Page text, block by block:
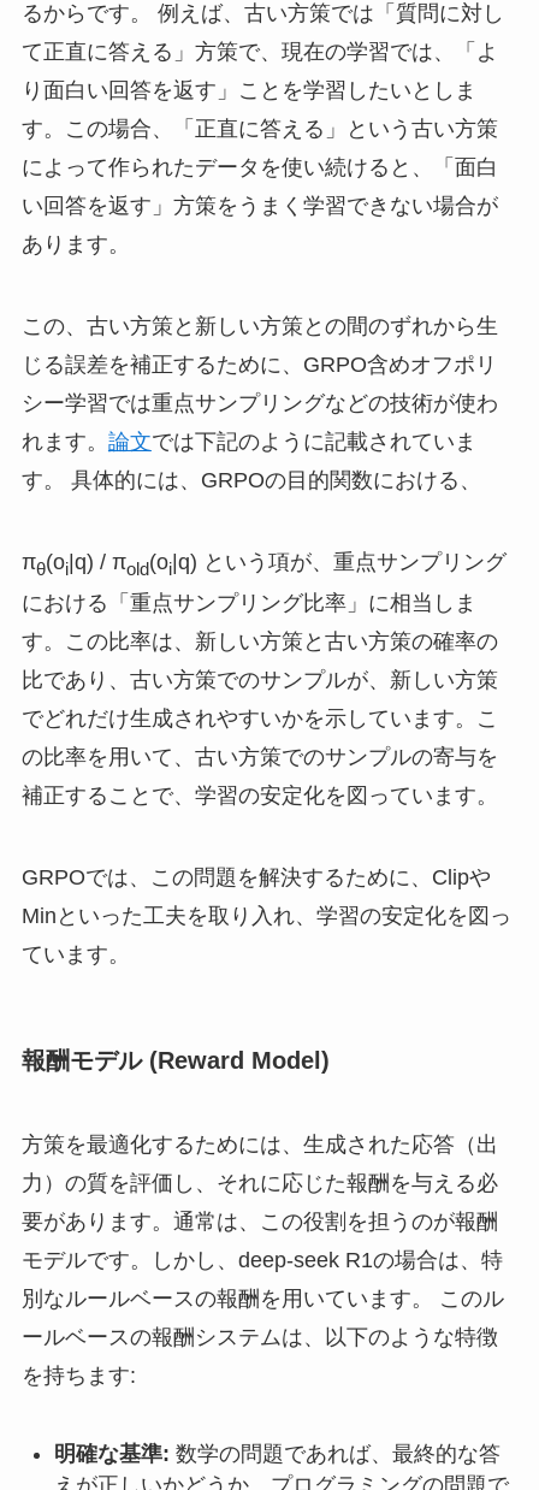
るからです。 例えば、古い方策では「質問に対し
て正直に答える」方策で、現在の学習では、「よ
り面白い回答を返す」ことを学習したいとしま
す。この場合、「正直に答える」という古い方策
によって作られたデータを使い続けると、「面白
い回答を返す」方策をうまく学習できない場合が
あります。
この、古い方策と新しい方策との間のずれから生
じる誤差を補正するために、GRPO含めオフポリ
シー学習では重点サンプリングなどの技術が使わ
れます。 論文では下記のように記載されていま
す。 具体的には、GRPOの目的関数における、
πθ(oi|q) / πold(oi|q) という項が、重点サンプリング
における「重点サンプリング比率」に相当しま
す。この比率は、新しい方策と古い方策の確率の
比であり、古い方策でのサンプルが、新しい方策
でどれだけ生成されやすいかを示しています。こ
の比率を用いて、古い方策でのサンプルの寄与を
補正することで、学習の安定化を図っています。
GRPOでは、この問題を解決するために、Clipや
Minといった工夫を取り入れ、学習の安定化を図っ
ています。
報酬モデル (Reward Model)
方策を最適化するためには、生成された応答（出
力）の質を評価し、それに応じた報酬を与える必
要があります。通常は、この役割を担うのが報酬
モデルです。しかし、deep-seek R1の場合は、特
別なルールベースの報酬を用いています。 このル
ールベースの報酬システムは、以下のような特徴
を持ちます:
明確な基準: 数学の問題であれば、最終的な答
えが正しいかどうか、プログラミングの問題で